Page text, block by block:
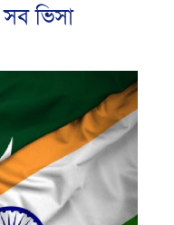
ভিসা